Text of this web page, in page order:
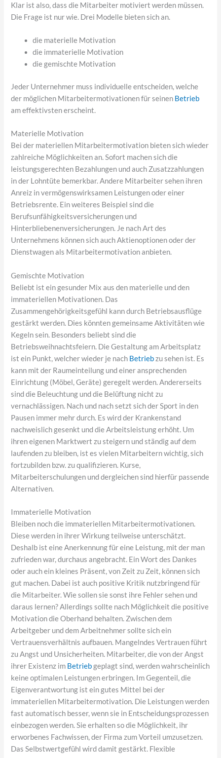
Klar ist also, dass die Mitarbeiter motiviert werden müssen.
Die Frage ist nur wie. Drei Modelle bieten sich an.
die materielle Motivation
die immaterielle Motivation
die gemischte Motivation
Jeder Unternehmer muss individuelle entscheiden, welche
der möglichen Mitarbeitermotivationen für seinen Betrieb
am effektivsten erscheint.
Materielle Motivation
Bei der materiellen Mitarbeitermotivation bieten sich wieder
zahlreiche Möglichkeiten an. Sofort machen sich die
leistungsgerechten Bezahlungen und auch Zusatzzahlungen
in der Lohntüte bemerkbar. Andere Mitarbeiter sehen ihren
Anreiz in vermögenswirksamen Leistungen oder einer
Betriebsrente. Ein weiteres Beispiel sind die
Berufsunfähigkeitsversicherungen und
Hinterbliebenenversicherungen. Je nach Art des
Unternehmens können sich auch Aktienoptionen oder der
Dienstwagen als Mitarbeitermotivation anbieten.
Gemischte Motivation
Beliebt ist ein gesunder Mix aus den materielle und den
immateriellen Motivationen. Das
Zusammengehörigkeitsgefühl kann durch Betriebsausflüge
gestärkt werden. Dies könnten gemeinsame Aktivitäten wie
Kegeln sein. Besonders beliebt sind die
Betriebsweihnachtsfeiern. Die Gestaltung am Arbeitsplatz
ist ein Punkt, welcher wieder je nach Betriebzu sehen ist. Es
kann mit der Raumeinteilung und einer ansprechenden
Einrichtung (Möbel, Geräte) geregelt werden. Andererseits
sind die Beleuchtung und die Belüftung nicht zu
vernachlässigen. Nach und nach setzt sich der Sport in den
Pausen immer mehr durch. Es wird der Krankenstand
nachweislich gesenkt und die Arbeitsleistung erhöht. Um
ihren eigenen Marktwert zu steigern und ständig auf dem
laufenden zu bleiben, ist es vielen Mitarbeitern wichtig, sich
fortzubilden bzw. zu qualifizieren. Kurse,
Mitarbeiterschulungen und dergleichen sind hierfür passende
Alternativen.
Immaterielle Motivation
Bleiben noch die immateriellen Mitarbeitermotivationen.
Diese werden in ihrer Wirkung teilweise unterschätzt.
Deshalb ist eine Anerkennung für eine Leistung, mit der man
zufrieden war, durchaus angebracht. Ein Wort des Dankes
oder auch ein kleines Präsent, von Zeit zu Zeit, können sich
gut machen. Dabei ist auch positive Kritik nutzbringend für
die Mitarbeiter. Wie sollen sie sonst ihre Fehler sehen und
daraus lernen? Allerdings sollte nach Möglichkeit die positive
Motivation die Oberhand behalten. Zwischen dem
Arbeitgeber und dem Arbeitnehmer sollte sich ein
Vertrauensverhältnis aufbauen. Mangelndes Vertrauen führt
zu Angst und Unsicherheiten. Mitarbeiter, die von der Angst
ihrer Existenz im Betriebgeplagt sind, werden wahrscheinlich
keine optimalen Leistungen erbringen. Im Gegenteil, die
Eigenverantwortung ist ein gutes Mittel bei der
immateriellen Mitarbeitermotivation. Die Leistungen werden
fast automatisch besser, wenn sie in Entscheidungsprozessen
einbezogen werden. Sie erhalten so die Möglichkeit, ihr
erworbenes Fachwissen, der Firma zum Vorteil umzusetzen.
Das Selbstwertgefühl wird damit gestärkt. Flexible